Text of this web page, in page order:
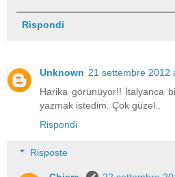
Rispondi
Unknown 21 settembre 2012
Harika görünüyor!! İtalyanca
yazmak istedim. Çok güzel..
Rispondi
Risposte